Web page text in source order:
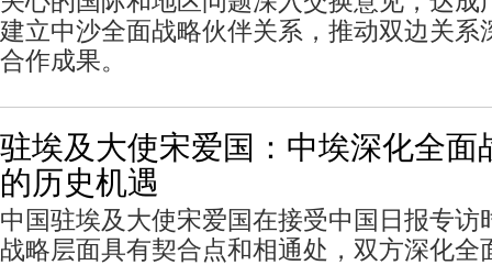
建立中沙全面战略伙伴关系，推动双边关系
合作成果。
驻埃及大使宋爱国：中埃深化全面
的历史机遇
中国驻埃及大使宋爱国在接受中国日报专访
战略层面具有契合点和相通处，双方深化全